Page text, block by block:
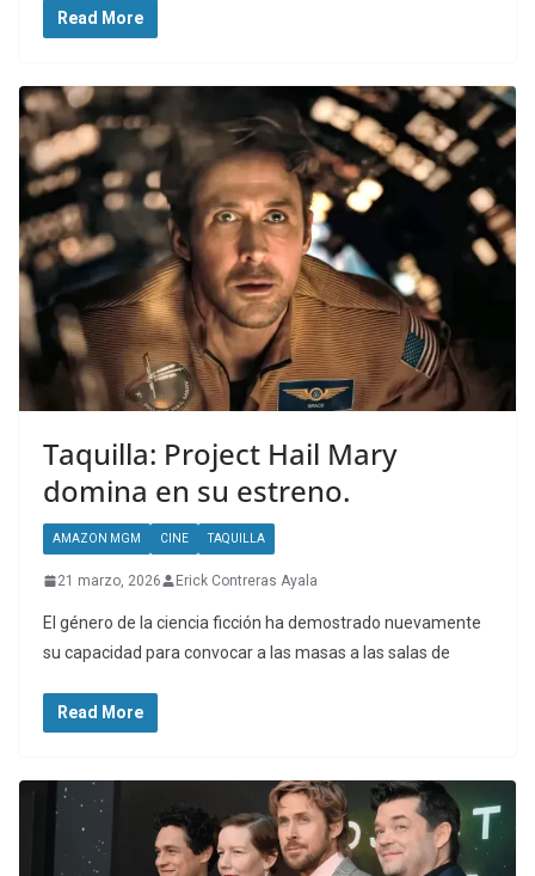
Read More
Taquilla: Project Hail Mary
domina en su estreno.
AMAZON MGM CINE TAQUILLA
21 marzo, 2026 Erick Contreras Ayala
El género de la ciencia ficción ha demostrado nuevamente
su capacidad para convocar a las masas a las salas de
Read More